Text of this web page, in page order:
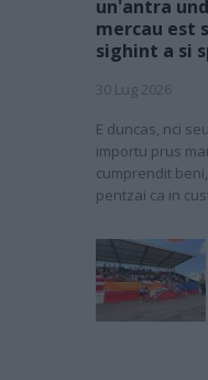
un'antra
mercau est
sighint a si
30 Lug 2026
E duncas, nci
importu prus
cumprendit
pentzai ca in